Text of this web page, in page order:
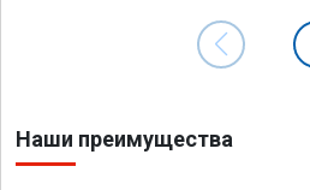
Наши преимущества